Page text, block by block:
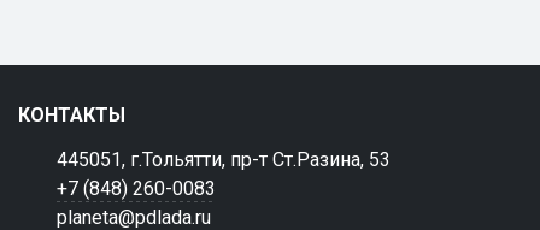
КОНТАКТЫ
445051, г.Тольятти, пр-т Ст.Разина, 53
+7 (848) 260-0083
planeta@pdlada.ru